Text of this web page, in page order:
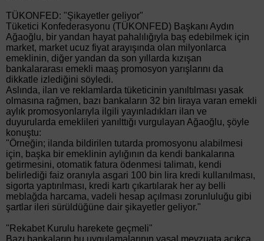
TÜKONFED: "Şikayetler geliyor"
Tüketici Konfederasyonu (TÜKONFED) Başkanı Aydın
Ağaoğlu, bir yandan hayat pahalılığıyla baş edebilmek için
market, market ucuz fiyat arayışında olan milyonlarca
emeklinin, diğer yandan da son yıllarda kızışan
bankalararası emekli maaş promosyon yarışlarını da
dikkatle izlediğini söyledi.
Aslında, ilan ve reklamlarda tüketicinin yanıltılması yasak
olmasına rağmen, bazı bankaların 32 bin liraya varan emekli
aylık promosyonlarıyla ilgili yayınladıkları ilan ve
duyurularda emeklileri yanılttığı vurgulayan Ağaoğlu, şöyle
konuştu:
"Örneğin; ilanda bildirilen tutarda promosyonu alabilmesi
için, başka bir emeklinin aylığının da kendi bankalarına
getirmesini, otomatik fatura ödenmesi talimatı, kendi
belirlediği faiz oranıyla asgari 100 bin lira kredi kullanılması,
sigorta yaptırılması, kredi kartı çıkartılarak her ay belli
meblağda harcama, vadeli hesap açılması zorunluluğu gibi
şartlar ileri sürüldüğüne dair şikayetler geliyor."
"Rekabet Kurulu harekete geçmeli"
Bazı bankaların bu uygulamalarının yasal mevzuata açıkça